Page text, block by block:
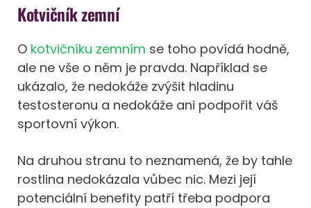
Kotvičník zemní
O kotvičníku zemním se toho povídá hodně,
ale ne vše o něm je pravda. Například se
ukázalo, že nedokáže zvýšit hladinu
testosteronu a nedokáže ani podpořit váš
sportovní výkon.
Na druhou stranu to neznamená, že by tahle
rostlina nedokázala vůbec nic. Mezi její
potenciální benefity patří třeba podpora